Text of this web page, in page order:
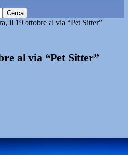
il 19 ottobre al via “Pet Sitter”
al via “Pet Sitter”